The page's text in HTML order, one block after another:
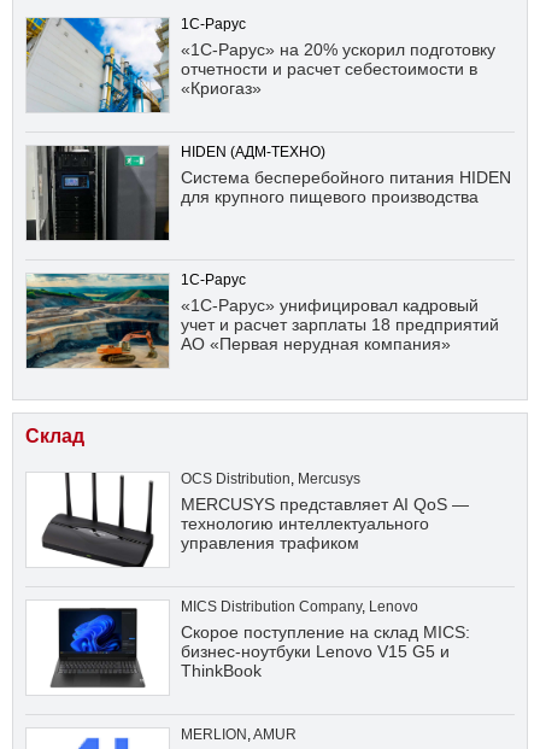
1С-Рарус
«1С-Рарус» на 20% ускорил подготовку
отчетности и расчет себестоимости в
«Криогаз»
HIDEN (АДМ-ТЕХНО)
Система бесперебойного питания HIDEN
для крупного пищевого производства
1С-Рарус
«1С-Рарус» унифицировал кадровый
учет и расчет зарплаты 18 предприятий
АО «Первая нерудная компания»
Склад
OCS Distribution, Mercusys
MERCUSYS представляет AI QoS —
технологию интеллектуального
управления трафиком
MICS Distribution Company, Lenovo
Скорое поступление на склад MICS:
бизнес-ноутбуки Lenovo V15 G5 и
ThinkBook
MERLION ,AMUR